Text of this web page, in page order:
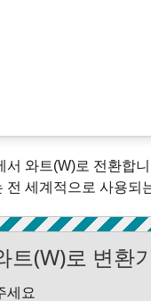
와트(W)로 전환합
세계적으로 사용되
트(W)로 변환
세요